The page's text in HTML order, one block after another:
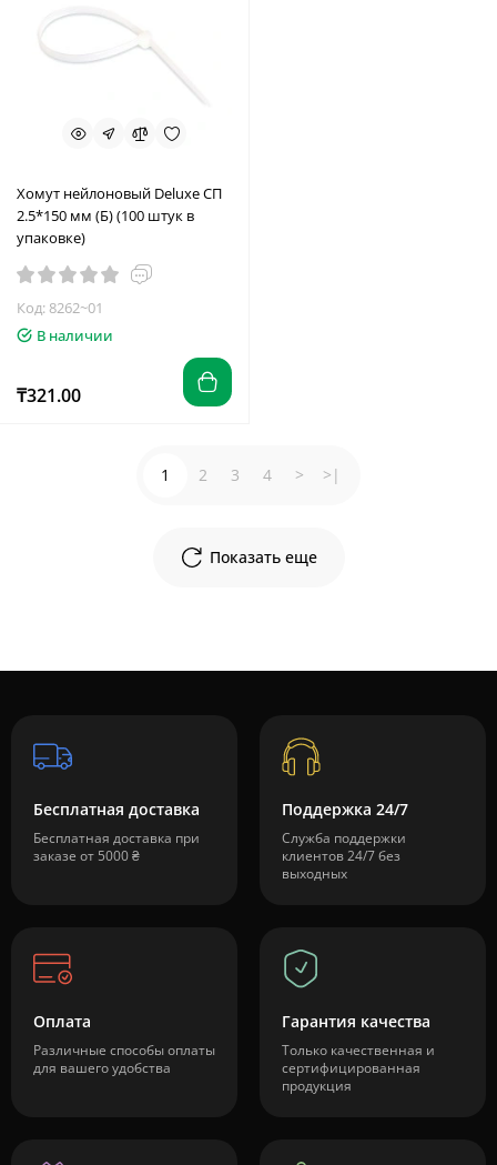
Хомут нейлоновый Deluxe СП
2.5*150 мм (Б) (100 штук в
упаковке)
Код: 8262~01
В наличии
₸321.00
Показать еще
1 2 3 4 > >|
Бесплатная доставка
Бесплатная доставка при
заказе от 5000 ₴
Поддержка 24/7
Служба поддержки
клиентов 24/7 без
выходных
Оплата
Различные способы оплаты
для вашего удобства
Гарантия качества
Только качественная и
сертифицированная
продукция